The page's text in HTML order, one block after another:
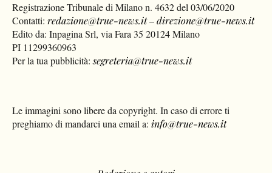
Registrazione Tribunale di Milano n. 4632 del 03/06/2020
Contatti:redazione@true-news.it–direzione@true-news.it
Edito da: Inpagina Srl, via Fara 35 20124 Milano
PI 11299360963
Per la tua pubblicità:segreteria@true-news.it
Le immagini sono libere da copyright. In caso di errore ti
preghiamo di mandarci una email a: info@true-news.it